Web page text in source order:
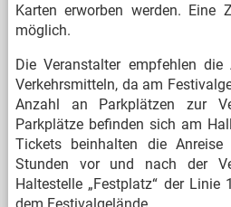
Karten erworben werden. Eine
möglich.
Die Veranstalter empfehlen
Verkehrsmitteln, da am
Anzahl an Parkplätzen zur
Parkplätze befinden sich am
Tickets beinhalten die
Stunden vor und nach der
Haltestelle „Festplatz“ der